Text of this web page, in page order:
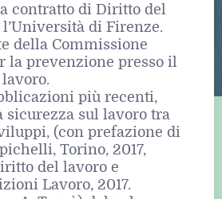
contratto di Diritto del
di Firenze.
della Commissione
la prevenzione presso il
più recenti,
sul lavoro tra
(con prefazione di
Torino, 2017,
del lavoro e
Lavoro, 2017.